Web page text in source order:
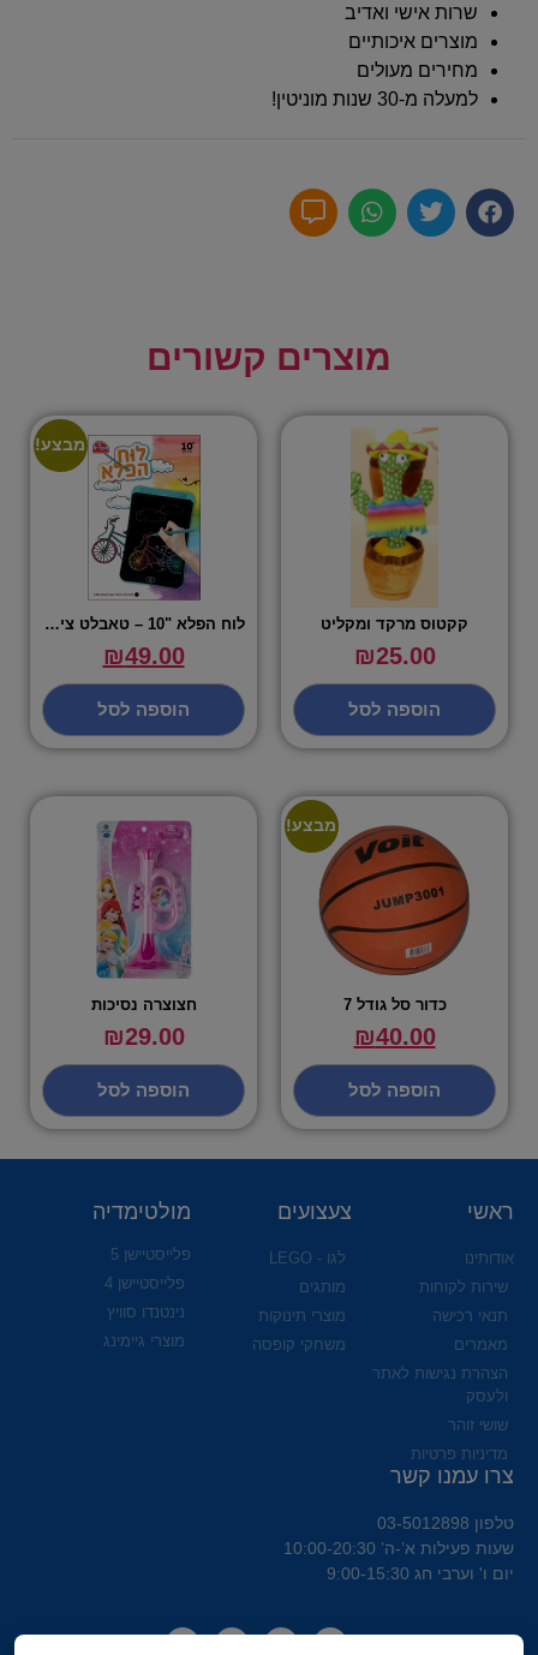
שרות אישי ואדיב
מוצרים איכותיים
מחירים מעולים
למעלה מ-30 שנות מוניטין!
מוצרים קשורים
קקטוס מרקד ומקליט
₪25.00
הוספה לסל
מבצע!
לוח הפלא "10 – טאבלט ציור צבעוני אלקטרוני
₪49.00
הוספה לסל
מבצע!
כדור סל גודל 7
₪40.00
הוספה לסל
חצוצרה נסיכות
₪29.00
הוספה לסל
ראשי
אודותינו
שירות לקוחות
תנאי רכישה
מאמרים
הצהרת נגישות לאתר
ולעסק
שושי זוהר
מדיניות פרטיות
צעצועים
לגו - LEGO
מותגים
מוצרי תינוקות
משחקי קופסה
מולטימדיה
פלייסטיישן 5
פלייסטיישן 4
נינטנדו סוויץ
מוצרי גיימינג
צרו עמנו קשר
טלפון 03-5012898
שעות פעילות א’-ה’ 10:00-20:30
יום ו' וערבי חג 9:00-15:30